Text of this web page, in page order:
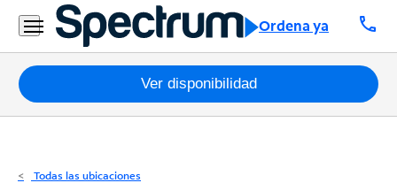
Ordena ya call
Residencial
Business
Paquetes
Internet
Ver disponibilidad
Todas las ubicaciones